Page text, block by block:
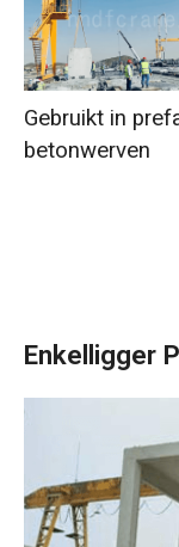
Gebruikt in
betonwerven
Enkelligger